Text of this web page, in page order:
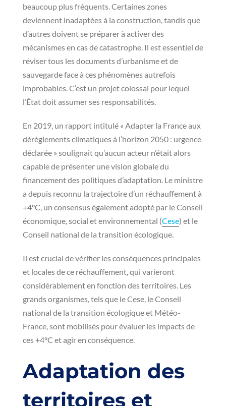
beaucoup plus fréquents. Certaines zones
deviennent inadaptées à la construction, tandis que
d’autres doivent se préparer à activer des
mécanismes en cas de catastrophe. Il est essentiel de
réviser tous les documents d’urbanisme et de
sauvegarde face à ces phénomènes autrefois
improbables. C’est un projet colossal pour lequel
l’État doit assumer ses responsabilités.
En 2019, un rapport intitulé « Adapter la France aux
dérèglements climatiques à l’horizon 2050 : urgence
déclarée » soulignait qu’aucun acteur n’était alors
capable de présenter une vision globale du
financement des politiques d’adaptation. Le ministre
a depuis reconnu la trajectoire d’un réchauffement à
+4°C, un consensus également adopté par le Conseil
économique, social et environnemental (Cese) et le
Conseil national de la transition écologique.
Il est crucial de vérifier les conséquences principales
et locales de ce réchauffement, qui varieront
considérablement en fonction des territoires. Les
grands organismes, tels que le Cese, le Conseil
national de la transition écologique et Météo-
France, sont mobilisés pour évaluer les impacts de
ces +4°C et agir en conséquence.
Adaptation des
territoires et